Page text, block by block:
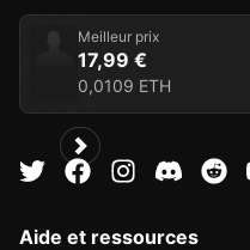
Meilleur prix
17,99 €
0,0109 ETH
Aide et ressources